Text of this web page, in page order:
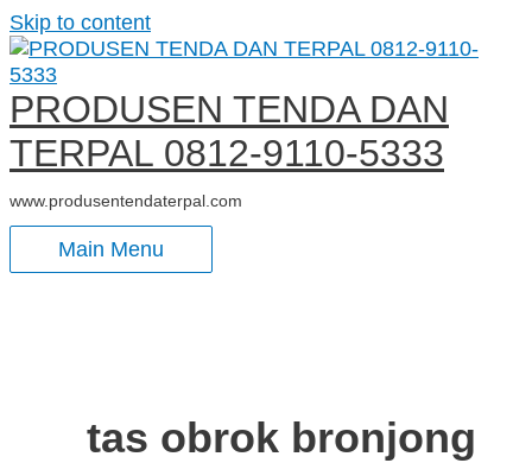
Skip to content
PRODUSEN TENDA DAN
TERPAL 0812-9110-5333
www.produsentendaterpal.com
Main Menu
tas obrok bronjong